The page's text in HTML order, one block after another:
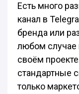
Есть много
канал в
бренда или
любом случае
своём
стандартные
только